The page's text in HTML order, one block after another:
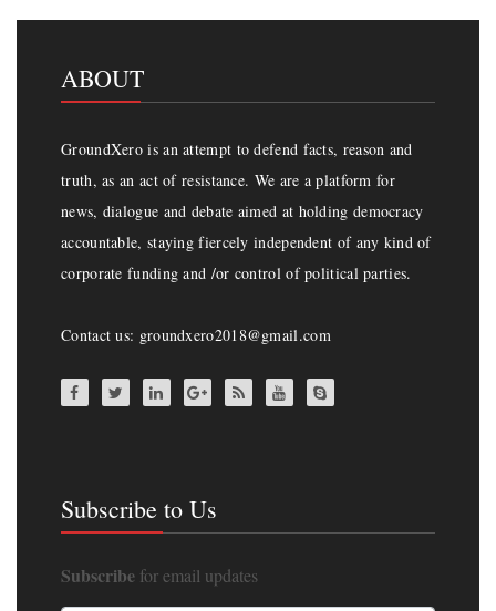
ABOUT
GroundXero is an attempt to defend facts, reason and
truth, as an act of resistance. We are a platform for
news, dialogue and debate aimed at holding democracy
accountable, staying fiercely independent of any kind of
corporate funding and /or control of political parties.
Contact us: groundxero2018@gmail.com
Subscribe to Us
Subscribe for email updates